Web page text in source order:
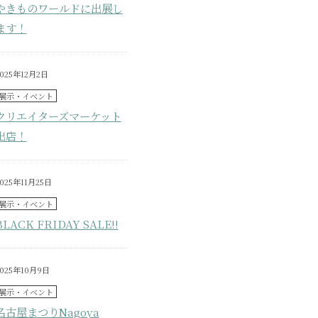
きものワールドに出展し
す！
年12月2日
示・イベント
リエイターズマーケット
店！
年11月25日
示・イベント
FRIDAY SALE!!
年10月9日
示・イベント
古屋まつりNagoya